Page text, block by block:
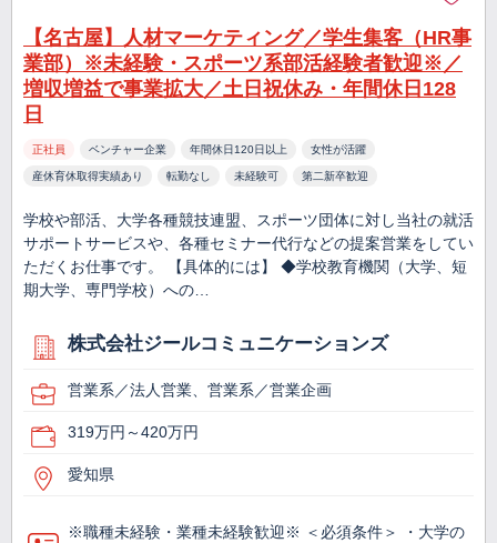
【名古屋】人材マーケティング／学生集客（HR事
業部）※未経験・スポーツ系部活経験者歓迎※／
増収増益で事業拡大／土日祝休み・年間休日128
日
正社員 ベンチャー企業 年間休日120日以上 女性が活躍
産休育休取得実績あり 転勤なし 未経験可 第二新卒歓迎
学校や部活、大学各種競技連盟、スポーツ団体に対し当社の就活
サポートサービスや、各種セミナー代行などの提案営業をしてい
ただくお仕事です。 【具体的には】 ◆学校教育機関（大学、短
期大学、専門学校）への…
株式会社ジールコミュニケーションズ
営業系／法人営業、営業系／営業企画
319万円～420万円
愛知県
※職種未経験・業種未経験歓迎※ ＜必須条件＞ ・大学の